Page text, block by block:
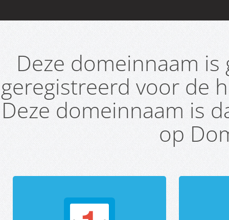
Deze domeinnaam
geregistreerd voor de
Deze domeinnaam is
op